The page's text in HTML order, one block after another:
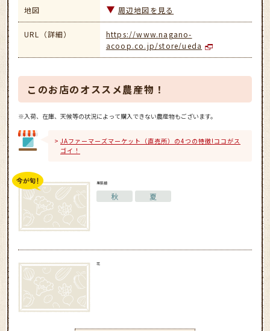
地図 周辺地図を見る
URL（詳細）
https://www.nagano-
acoop.co.jp/store/ueda
このお店のオススメ農産物！
※入荷、在庫、天候等の状況によって購入できない農産物もございます。
JAファーマーズマーケット（直売所）の4つの特徴!ココがス
ゴイ！
果菜類
秋 夏
花